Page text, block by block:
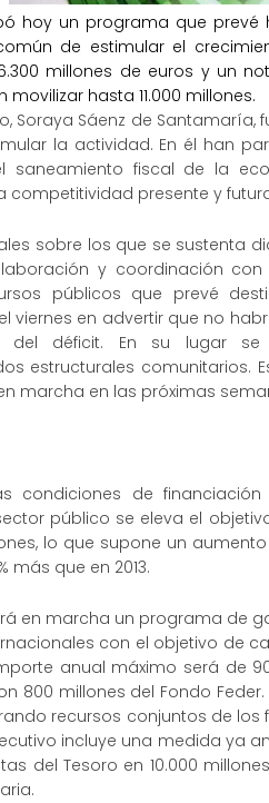
hoy un programa que
de estimular el
millones de euros y un
hasta 11.000 millones.
Soraya Sáenz de
la actividad. En él han
saneamiento fiscal de la
competitividad presente y
sobre los que se sustenta
y coordinación
públicos que prevé
viernes en advertir que no
del déficit. En su lugar
estructurales comunitarios.
marcha en las próximas
condiciones de
público se eleva el
lo que supone un
más que en 2013.
en marcha un programa de
con el objetivo de
anual máximo será de
800 millones del Fondo
recursos conjuntos de los
incluye una medida ya
del Tesoro en 10.000